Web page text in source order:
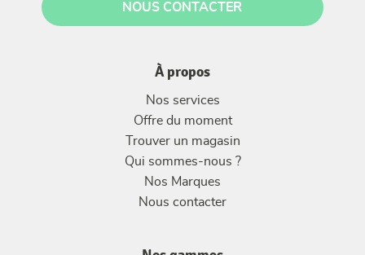
NOUS CONTACTER
À propos
Nos services
Offre du moment
Trouver un magasin
Qui sommes-nous ?
Nos Marques
Nous contacter